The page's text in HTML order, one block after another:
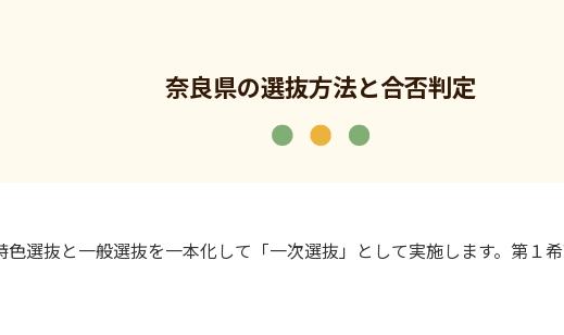
奈良県の選抜方法と合否判定
選抜と一般選抜を一本化して「一次選抜」として実施します。第１